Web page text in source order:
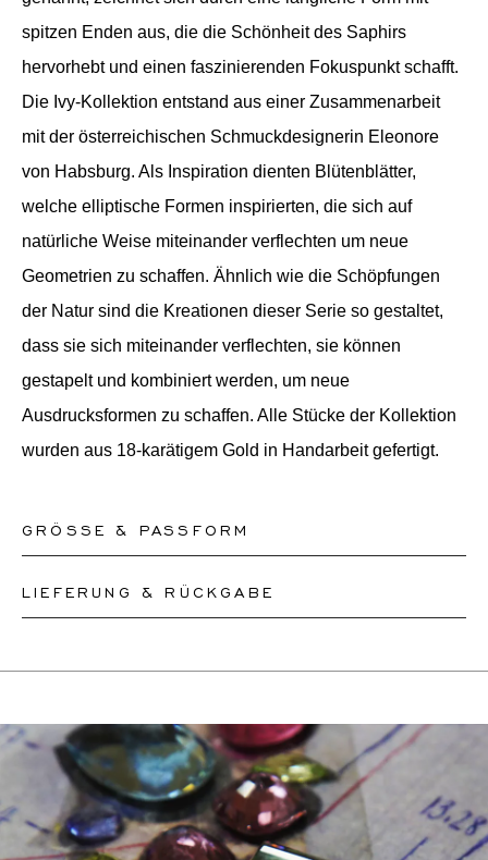
spitzen Enden aus, die die Schönheit des Saphirs
hervorhebt und einen faszinierenden Fokuspunkt schafft.
Die Ivy-Kollektion entstand aus einer Zusammenarbeit
mit der österreichischen Schmuckdesignerin Eleonore
von Habsburg. Als Inspiration dienten Blütenblätter,
welche elliptische Formen inspirierten, die sich auf
natürliche Weise miteinander verflechten um neue
Geometrien zu schaffen. Ähnlich wie die Schöpfungen
der Natur sind die Kreationen dieser Serie so gestaltet,
dass sie sich miteinander verflechten, sie können
gestapelt und kombiniert werden, um neue
Ausdrucksformen zu schaffen. Alle Stücke der Kollektion
wurden aus 18-karätigem Gold in Handarbeit gefertigt.
GRÖSSE & PASSFORM
Unsere Ringe sind in den Größen 50-56 sofort lieferbar.
Wenn Sie sich über Ihre Ringgröße unsicher sind,
auszuwählen. Unsere Teammitglieder werden Ihnen per
E-Mail helfen, die richtige Ringgröße herauszufinden.
LIEFERUNG & RÜCKGABE
zurückgeben oder umtauschen.
Wenn eine Größenänderung erforderlich ist, werden
unsere Mitarbeiter den genauen Liefertermin mit Ihnen
abstimmen.